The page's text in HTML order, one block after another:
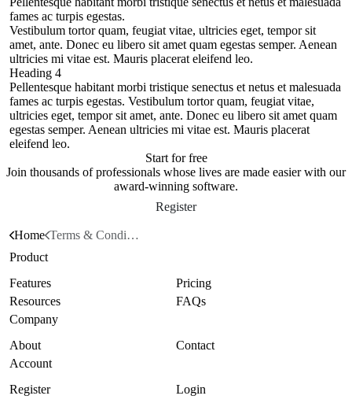
fames ac turpis egestas.
Vestibulum tortor quam, feugiat vitae, ultricies eget, tempor sit
amet, ante. Donec eu libero sit amet quam egestas semper. Aenean
ultricies mi vitae est. Mauris placerat eleifend leo.
Heading 4
Pellentesque habitant morbi tristique senectus et netus et malesuada
fames ac turpis egestas. Vestibulum tortor quam, feugiat vitae,
ultricies eget, tempor sit amet, ante. Donec eu libero sit amet quam
egestas semper. Aenean ultricies mi vitae est. Mauris placerat
eleifend leo.
Start for free
Join thousands of professionals whose lives are made easier with our
award-winning software.
Register
Home Terms & Conditions
Product
Features
Pricing
Resources
FAQs
Company
About
Contact
Account
Register
Login